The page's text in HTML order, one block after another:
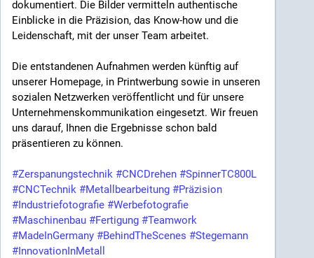
dokumentiert. Die Bilder vermitteln authentische
Einblicke in die Präzision, das Know-how und die
Leidenschaft, mit der unser Team arbeitet.
Die entstandenen Aufnahmen werden künftig auf
unserer Homepage, in Printwerbung sowie in unseren
sozialen Netzwerken veröffentlicht und für unsere
Unternehmenskommunikation eingesetzt. Wir freuen
uns darauf, Ihnen die Ergebnisse schon bald
präsentieren zu können.
#Zerspanungstechnik #CNCDrehen #SpinnerTC800L
#CNCTechnik #Metallbearbeitung #Präzision
#Industriefotografie #Werbefotografie
#Maschinenbau #Fertigung #Teamwork
#MadeInGermany #BehindTheScenes #Stegemann
#InnovationInMetall